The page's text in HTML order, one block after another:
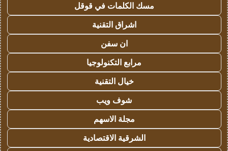
مسك الكلمات في قوقل
اشراق التقنية
ان سفن
مرابع التكنولوجيا
خيال التقنية
شوف ويب
مجلة الاسهم
الشرقية الاقتصادية